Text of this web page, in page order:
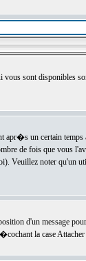
vous sont disponibles
apr�s un certain
de fois que vous
noter qu'un
d'un message
la case